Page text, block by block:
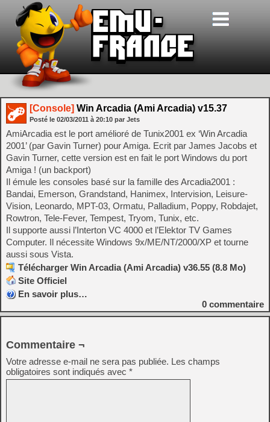
[Console] Win Arcadia (Ami Arcadia) v15.37
Posté le 02/03/2011 à 20:10 par Jets
AmiArcadia est le port amélioré de Tunix2001 ex ‘Win Arcadia
2001’ (par Gavin Turner) pour Amiga. Ecrit par James Jacobs et
Gavin Turner, cette version est en fait le port Windows du port
Amiga ! (un backport)
Il émule les consoles basé sur la famille des Arcadia2001 :
Bandai, Emerson, Grandstand, Hanimex, Intervision, Leisure-
Vision, Leonardo, MPT-03, Ormatu, Palladium, Poppy, Robdajet,
Rowtron, Tele-Fever, Tempest, Tryom, Tunix, etc.
Il supporte aussi l’Interton VC 4000 et l’Elektor TV Games
Computer. Il nécessite Windows 9x/ME/NT/2000/XP et tourne
aussi sous Vista.
Télécharger Win Arcadia (Ami Arcadia) v36.55 (8.8 Mo)
Site Officiel
En savoir plus…
0 commentaire
Commentaire ¬
Votre adresse e-mail ne sera pas publiée. Les champs
obligatoires sont indiqués avec *